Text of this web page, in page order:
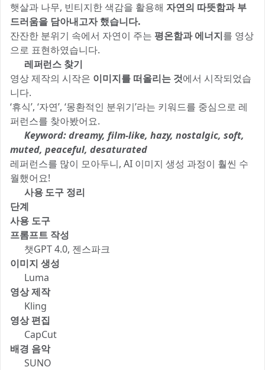
햇살과 나무, 빈티지한 색감을 활용해 자연의 따뜻함과 부
드러움을 담아내고자 했습니다.
잔잔한 분위기 속에서 자연이 주는 평온함과 에너지를 영상
으로 표현하였습니다.
1️⃣ 레퍼런스 찾기
영상 제작의 시작은 이미지를 떠올리는 것에서 시작되었습
니다.
‘휴식’, ‘자연’, ‘몽환적인 분위기’라는 키워드를 중심으로 레
퍼런스를 찾아봤어요.
Keyword: dreamy, film-like, hazy, nostalgic, soft,
muted, peaceful, desaturated
레퍼런스를 많이 모아두니, AI 이미지 생성 과정이 훨씬 수
월했어요!
2️⃣ 사용 도구 정리
단계
사용 도구
프롬프트 작성
📝 챗GPT 4.0, 젠스파크
이미지 생성
🎨 Luma
영상 제작
🎬 Kling
영상 편집
✂️ CapCut
배경 음악
🎵 SUNO